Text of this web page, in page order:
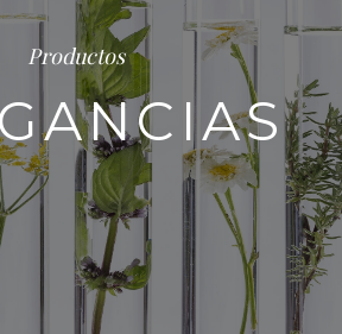
Productos